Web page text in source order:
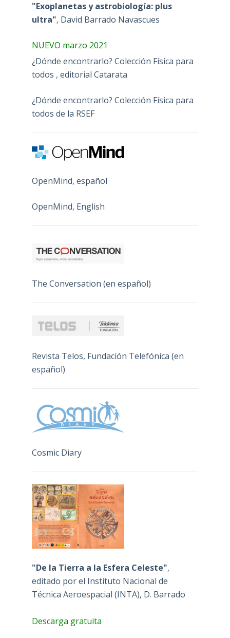
"Exoplanetas y astrobiología: plus
ultra", David Barrado Navascues
NUEVO marzo 2021
¿Dónde encontrarlo? Colección Física para
todos , editorial Catarata
¿Dónde encontrarlo? Colección Física para
todos de la RSEF
OpenMind, español
OpenMind, English
The Conversation (en español)
Revista Telos, Fundación Telefónica (en
español)
Cosmic Diary
"De la Tierra a la Esfera Celeste",
editado por el Instituto Nacional de
Técnica Aeroespacial (INTA), D. Barrado
Descarga gratuita